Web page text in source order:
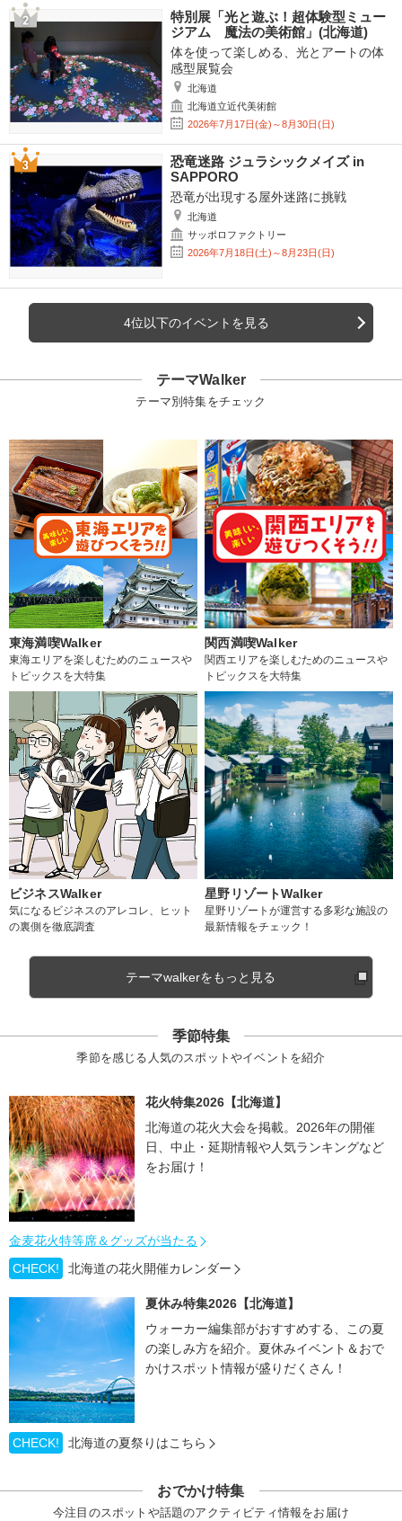
特別展「光と遊ぶ！超体験型ミュー
ジアム 魔法の美術館」(北海道)
体を使って楽しめる、光とアートの体
感型展覧会
北海道
北海道立近代美術館
2026年7月17日(金)～8月30日(日)
恐竜迷路 ジュラシックメイズ in
SAPPORO
恐竜が出現する屋外迷路に挑戦
北海道
サッポロファクトリー
2026年7月18日(土)～8月23日(日)
4位以下のイベントを見る
テーマWalker
テーマ別特集をチェック
東海満喫Walker
東海エリアを楽しむためのニュースや
トピックスを大特集
関西満喫Walker
関西エリアを楽しむためのニュースや
トピックスを大特集
ビジネスWalker
気になるビジネスのアレコレ、ヒット
の裏側を徹底調査
星野リゾートWalker
星野リゾートが運営する多彩な施設の
最新情報をチェック！
テーマwalkerをもっと見る
季節特集
季節を感じる人気のスポットやイベントを紹介
花火特集2026【北海道】
北海道の花火大会を掲載。2026年の開催
日、中止・延期情報や人気ランキングなど
をお届け！
金麦花火特等席＆グッズが当たる
CHECK!
北海道の花火開催カレンダー
夏休み特集2026【北海道】
ウォーカー編集部がおすすめする、この夏
の楽しみ方を紹介。夏休みイベント＆おで
かけスポット情報が盛りだくさん！
CHECK! 北海道の夏祭りはこちら
おでかけ特集
今注目のスポットや話題のアクティビティ情報をお届け